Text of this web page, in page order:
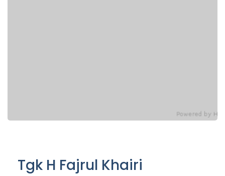
Tgk H Fajrul Khairi